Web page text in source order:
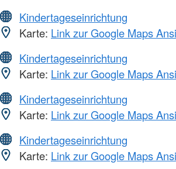
Kindertageseinrichtung
Karte: Link zur Google Maps
Kindertageseinrichtung
Karte: Link zur Google Maps
Kindertageseinrichtung
Karte: Link zur Google Maps
Kindertageseinrichtung
Karte: Link zur Google Maps